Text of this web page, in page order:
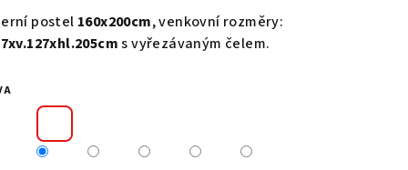
postel 160x200cm, venkovní rozměry:
s vyřezávaným čelem.